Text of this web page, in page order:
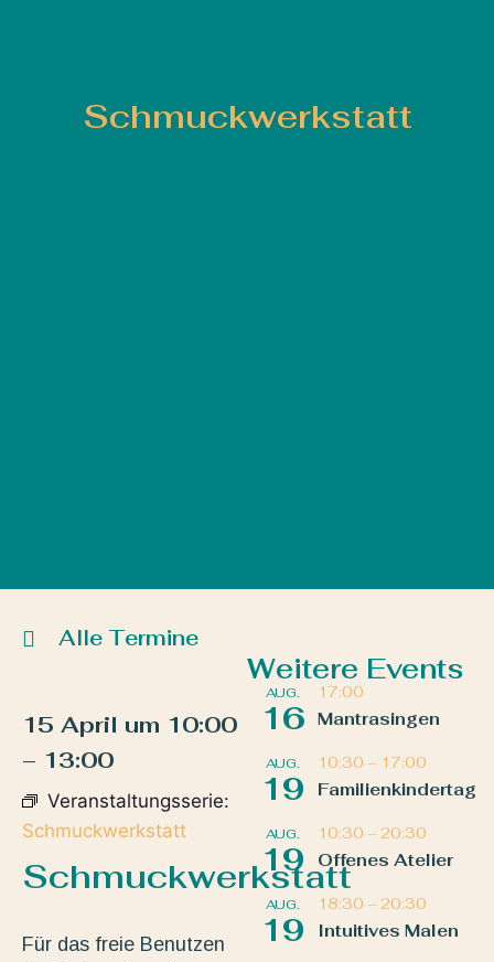
Schmuckwerkstatt
Alle Termine
15 April um 10:00
– 13:00
Veranstaltungsserie:
Schmuckwerkstatt
Schmuckwerkstatt
Für das freie Benutzen
Weitere Events
AUG.
16
17:00
Mantrasingen
AUG.
19
10:30 – 17:00
Familienkindertag
AUG.
19
10:30 – 20:30
Offenes Atelier
AUG.
19
18:30 – 20:30
Intuitives Malen